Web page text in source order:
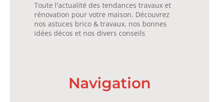
Toute l'actualité des tendances travaux et
rénovation pour votre maison. Découvrez
nos astuces brico & travaux, nos bonnes
idées décos et nos divers conseils
Navigation